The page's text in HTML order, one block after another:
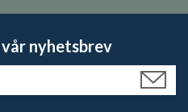
nyhetsbrev